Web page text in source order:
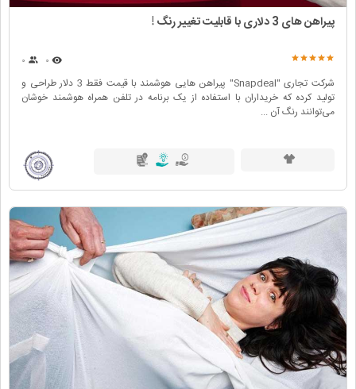
پیراهن های 3 دلاری با قابلیت تغییر رنگ !
۰
شرکت تجاری "Snapdeal" پیراهن هایی هوشمند با قیمت فقط 3 دلار طراحی و
تولید کرده که خریداران با استفاده از یک برنامه در تلفن همراه هوشمند خوشان
می‌توانند رنگ آن ...